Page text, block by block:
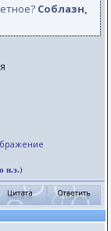
Соблазн,
н.э.)